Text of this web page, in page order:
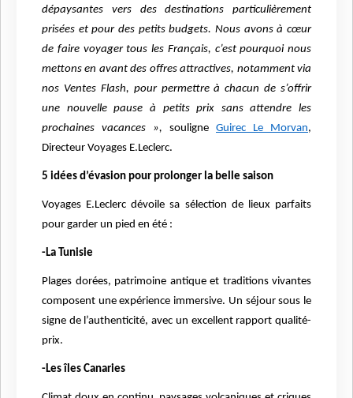
dépaysantes vers des destinations particulièrement
prisées et pour des petits budgets. Nous avons à cœur
de faire voyager tous les Français, c’est pourquoi nous
mettons en avant des offres attractives, notamment via
nos Ventes Flash, pour permettre à chacun de s’offrir
une nouvelle pause à petits prix sans attendre les
prochaines vacances », souligne Guirec Le Morvan,
Directeur Voyages E.Leclerc.
5 idées d’évasion pour prolonger la belle saison
Voyages E.Leclerc dévoile sa sélection de lieux parfaits
pour garder un pied en été :
-La Tunisie
Plages dorées, patrimoine antique et traditions vivantes
composent une expérience immersive. Un séjour sous le
signe de l’authenticité, avec un excellent rapport qualité-
prix.
-Les îles Canaries